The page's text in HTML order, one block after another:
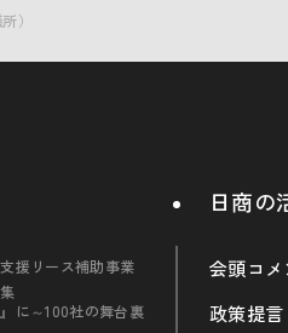
）
援リース補助事業
に～100社の舞台裏
日商の
会頭コメ
政策提言